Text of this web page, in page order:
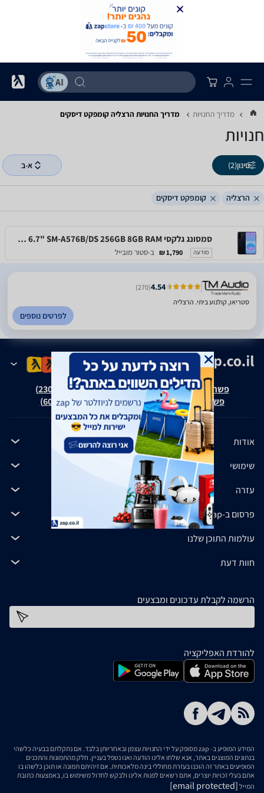
מדריך החנויות מדריך החנויות ‏הרצליה ‏קומפקט דיסקים
חנויות
סינון(2) א-ב
הרצליה קומפקט דיסקים
סמסונג גלקסי Samsung Galaxy A57 5G 6.7" SM-A576B/DS 256GB 8GB RAM
מודעה 1,790 ₪ ב-סטור מובייל
4.54
(270)
סטריאו, קולנוע ביתי. הרצליה
לפרטים נוספים
פשרה בת"צ אבנצ'יק נ' זאפ גרופ (ת"צ 23008-08-20)
פשרה בת"צ כהנים נ' זאפ גרופ (ת"צ 60371-12-19)
אודות
שימושי
עזרה
פרסום ב-zap
עולמות התוכן שלנו
חוות דעת
הרשמה לקבלת עדכונים ומבצעים
להורדת האפליקציה
המידע המופיע ב- zap מסופק על ידי החנויות עצמן ובאחריותן בלבד. אם נתקלתם בבעיה כלשהי
בנתונים המוצגים באתר, אנא שלחו אלינו הודעה ואנו נטפל בעניין. חלק מהתמונות והתכנים
המופיעים באתר זה הוכנו בעזרת מחוללי בינה מלאכותית. אם זיהיתם תמונה או תוכן כלשהו בו
אתם בעלי זכויות יוצרים, אתם רשאים לפנות אלינו ולבקש לחדול משימוש בו, באמצעות כתובת
המייל [email protected]